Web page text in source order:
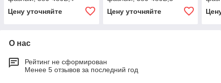
Цену уточняйте Цену уточняйте
О нас
Рейтинг не сформирован
Менее 5 отзывов за последний год